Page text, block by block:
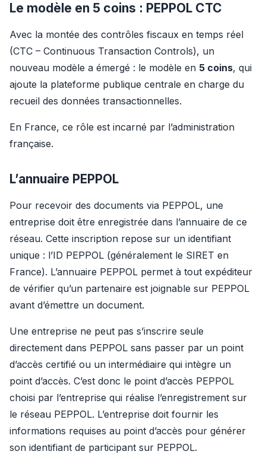
Le modèle en 5 coins : PEPPOL CTC
Avec la montée des contrôles fiscaux en temps réel
(CTC – Continuous Transaction Controls), un
nouveau modèle a émergé : le modèle en 5 coins, qui
ajoute la plateforme publique centrale en charge du
recueil des données transactionnelles.
En France, ce rôle est incarné par l’administration
française.
L’annuaire PEPPOL
Pour recevoir des documents via PEPPOL, une
entreprise doit être enregistrée dans l’annuaire de ce
réseau. Cette inscription repose sur un identifiant
unique : l’ID PEPPOL (généralement le SIRET en
France). L’annuaire PEPPOL permet à tout expéditeur
de vérifier qu’un partenaire est joignable sur PEPPOL
avant d’émettre un document.
Une entreprise ne peut pas s’inscrire seule
directement dans PEPPOL sans passer par un point
d’accès certifié ou un intermédiaire qui intègre un
point d’accès. C’est donc le point d’accès PEPPOL
choisi par l’entreprise qui réalise l’enregistrement sur
le réseau PEPPOL. L’entreprise doit fournir les
informations requises au point d’accès pour générer
son identifiant de participant sur PEPPOL.